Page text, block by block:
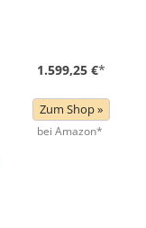
1.599,25 €*
Zum Shop »
bei Amazon*